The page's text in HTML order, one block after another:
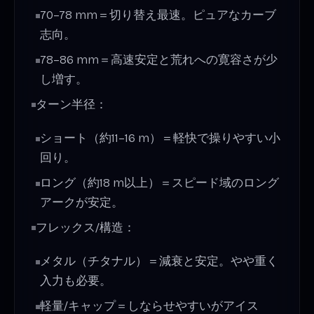
70–78 mm＝切り替え最速。ピュアなカーブ
志向。
78–86 mm＝高速安定と荒れへの寛容さが少
し増す。
ターン半径：
ショート（約11–16 m）＝軽快で操りやすい小
回り。
ロング（約18 m以上）＝スピード域のロング
アークが安定。
フレックス/構造：
メタル（チタナル）＝減衰と安定。やや重く
入力も必要。
軽量/キャップ＝しならせやすいがアイス